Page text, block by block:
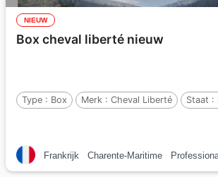
NIEUW
Box cheval liberté nieuw
Type : Box Merk : Cheval Liberté Staat :
Frankrijk Charente-Maritime